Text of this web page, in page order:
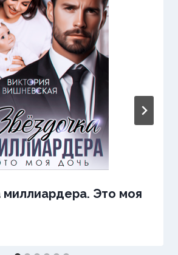
миллиардера. Это моя